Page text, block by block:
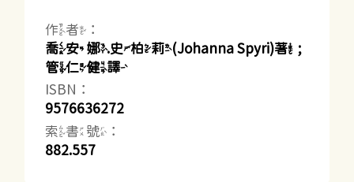
作者：
喬安娜.史柏莉(Johanna Spyri)著 ;
管仁健譯
ISBN：
9576636272
索書號：
882.557